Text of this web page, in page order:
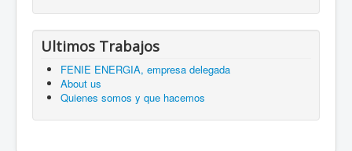
Ultimos Trabajos
FENIE ENERGIA, empresa delegada
About us
Quienes somos y que hacemos